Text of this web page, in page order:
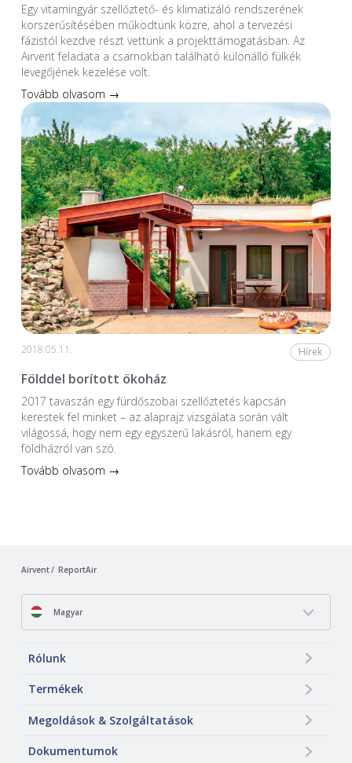
Egy vitamingyár szellőztető- és klimatizáló rendszerének
korszerűsítésében működtünk közre, ahol a tervezési
fázistól kezdve részt vettünk a projekttámogatásban. Az
Airvent feladata a csarnokban található különálló fülkék
levegőjének kezelése volt.
Tovább olvasom →
2018.05.11. Hírek
Földdel borított ökoház
2017 tavaszán egy fürdőszobai szellőztetés kapcsán
kerestek fel minket – az alaprajz vizsgálata során vált
világossá, hogy nem egy egyszerű lakásról, hanem egy
földházról van szó.
Tovább olvasom →
Airvent ReportAir
Magyar
Rólunk
Termékek
Megoldások & Szolgáltatások
Dokumentumok